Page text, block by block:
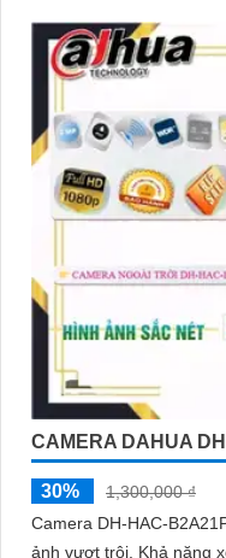
CAMERA DAHUA
30%
1,300,000 ₫
Camera DH-HAC-
ảnh vượt trội. Khả năng xem ban đêm sáng đẹp nhờ công nghệ hồng